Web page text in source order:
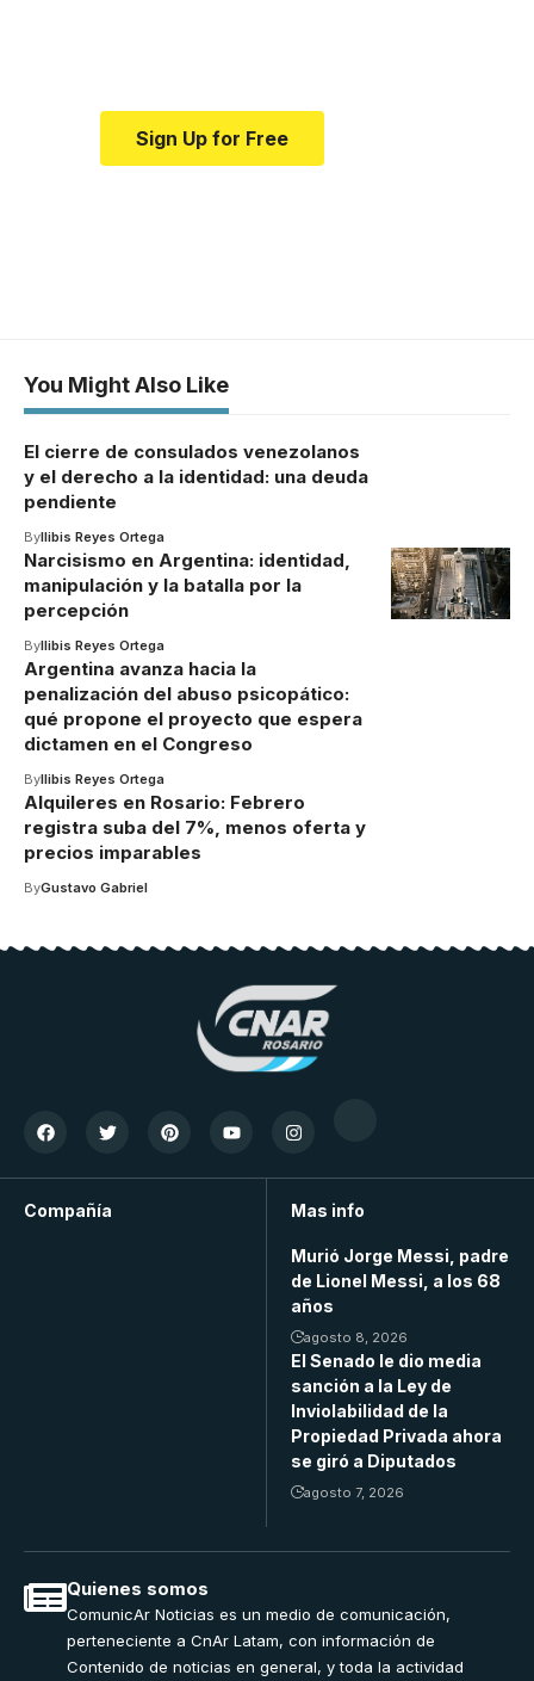
Sign Up for Free
You Might Also Like
El cierre de consulados venezolanos
y el derecho a la identidad: una deuda
pendiente
ByIlibis Reyes Ortega
Narcisismo en Argentina: identidad,
manipulación y la batalla por la
percepción
ByIlibis Reyes Ortega
Argentina avanza hacia la
penalización del abuso psicopático:
qué propone el proyecto que espera
dictamen en el Congreso
ByIlibis Reyes Ortega
Alquileres en Rosario: Febrero
registra suba del 7%, menos oferta y
precios imparables
ByGustavo Gabriel
Compañía Mas info
Murió Jorge Messi, padre
de Lionel Messi, a los 68
años
agosto 8, 2026
El Senado le dio media
sanción a la Ley de
Inviolabilidad de la
Propiedad Privada ahora
se giró a Diputados
agosto 7, 2026
Quienes somos
ComunicAr Noticias es un medio de comunicación,
perteneciente a CnAr Latam, con información de
Contenido de noticias en general, y toda la actividad